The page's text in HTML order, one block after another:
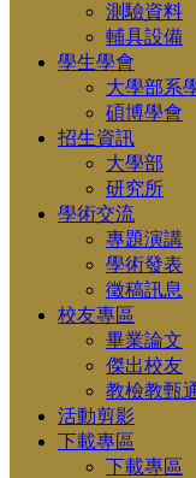
測驗資料
輔具設備
學生學會
大學部系
碩博學會
招生資訊
大學部
研究所
學術交流
專題演講
學術發表
徵稿訊息
校友專區
畢業論文
傑出校友
教檢教甄
活動剪影
下載專區
下載專區